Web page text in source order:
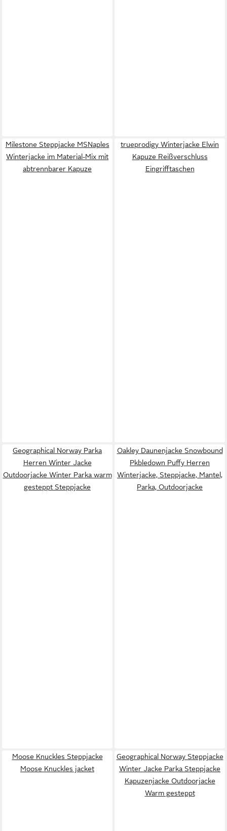
Milestone Steppjacke MSNaples
Winterjacke im Material-Mix mit
abtrennbarer Kapuze
trueprodigy Winterjacke Elwin
Kapuze Reißverschluss
Eingrifftaschen
Geographical Norway Parka
Herren Winter Jacke
Outdoorjacke Winter Parka warm
gesteppt Steppjacke
Oakley Daunenjacke Snowbound
Pkbledown Puffy Herren
Winterjacke, Steppjacke, Mantel,
Parka, Outdoorjacke
Moose Knuckles Steppjacke
Moose Knuckles jacket
Geographical Norway Steppjacke
Winter Jacke Parka Steppjacke
Kapuzenjacke Outdoorjacke
Warm gesteppt